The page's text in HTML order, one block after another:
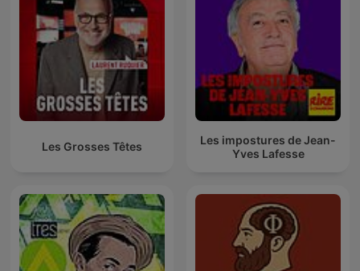
Les Grosses Têtes
Les impostures de Jean-
Yves Lafesse